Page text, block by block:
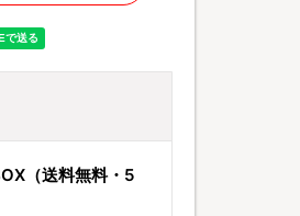
（送料無料・5